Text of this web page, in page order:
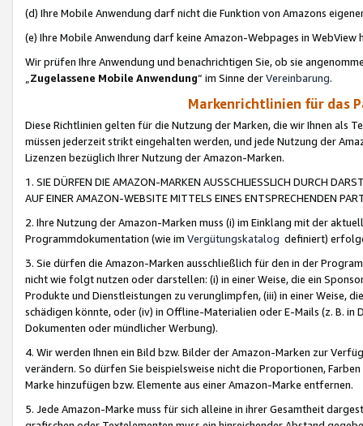
(d) Ihre Mobile Anwendung darf nicht die Funktion von Amazons
(e) Ihre Mobile Anwendung darf keine Amazon-Webpages in WebView
Wir prüfen Ihre Anwendung und benachrichtigen Sie, ob sie
„Zugelassene Mobile Anwendung“ im Sinne derVereinbarung.
Markenrichtlinien für das
Diese Richtlinien gelten für die Nutzung der Marken, die wir Ihnen als
müssen jederzeit strikt eingehalten werden, und jede Nutzung der
Lizenzen bezüglich Ihrer Nutzung der Amazon-Marken.
1. SIE DÜRFEN DIE AMAZON-MARKEN AUSSCHLIESSLICH DURCH
AUF EINER AMAZON-WEBSITE MITTELS EINES ENTSPRECHENDEN
2. Ihre Nutzung der Amazon-Marken muss (i) im Einklang mit der
Programmdokumentation (wie im Vergütungskatalog definiert)
3. Sie dürfen die Amazon-Marken ausschließlich für den in der
nicht wie folgt nutzen oder darstellen: (i) in einer Weise, die ein
Produkte und Dienstleistungen zu verunglimpfen, (iii) in einer Weise,
schädigen könnte, oder (iv) in Offline-Materialien oder E-Mails (z. B. in
Dokumenten oder mündlicher Werbung).
4. Wir werden Ihnen ein Bild bzw. Bilder der Amazon-Marken zur
verändern. So dürfen Sie beispielsweise nicht die Proportionen,
Marke hinzufügen bzw. Elemente aus einer Amazon-Marke entfernen.
5. Jede Amazon-Marke muss für sich alleine in ihrer Gesamtheit